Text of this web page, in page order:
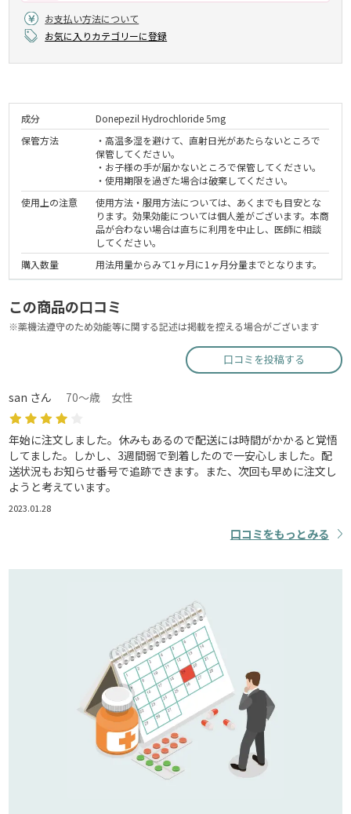
お支払い方法について
お気に入りカテゴリーに登録
成分
Donepezil Hydrochloride 5mg
保管方法
・高温多湿を避けて、直射日光があたらないところで
保管してください。
・お子様の手が届かないところで保管してください。
・使用期限を過ぎた場合は破棄してください。
使用上の注意
使用方法・服用方法については、あくまでも目安とな
ります。効果効能については個人差がございます。本商
品が合わない場合は直ちに利用を中止し、医師に相談
してください。
購入数量
用法用量からみて1ヶ月に1ヶ月分量までとなります。
この商品の口コミ
※薬機法遵守のため効能等に関する記述は掲載を控える場合がございます
口コミを投稿する
san さん 70～歳 女性
年始に注文しました。休みもあるので配送には時間がかかると覚悟
してました。しかし、3週間弱で到着したので一安心しました。配
送状況もお知らせ番号で追跡できます。また、次回も早めに注文し
ようと考えています。
2023.01.28
口コミをもっとみる